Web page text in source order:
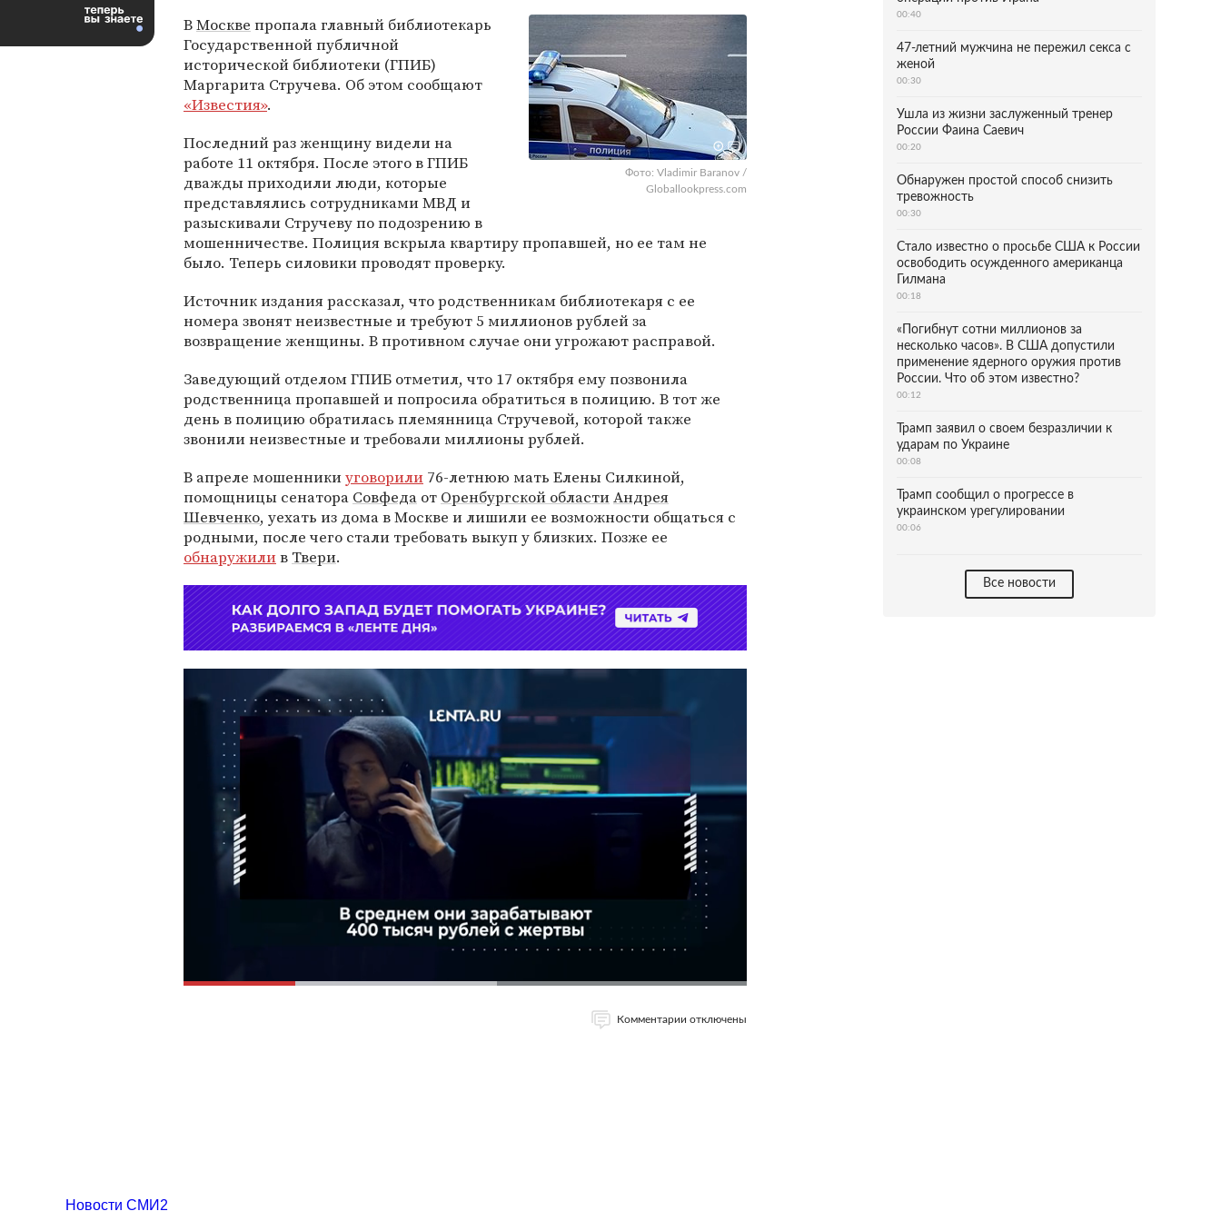
Фото: Vladimir Baranov /
Globallookpress.com
ВМоскве пропала главный библиотекарь
Государственной публичной
исторической библиотеки (ГПИБ)
Маргарита Стручева. Об этом сообщают
«Известия».
Последний раз женщину видели на
работе 11 октября. После этого в ГПИБ
дважды приходили люди, которые
представлялись сотрудниками МВД и
разыскивали Стручеву по подозрению в
мошенничестве. Полиция вскрыла квартиру пропавшей, но ее там не
было. Теперь силовики проводят проверку.
Источник издания рассказал, что родственникам библиотекаря с ее
номера звонят неизвестные и требуют 5 миллионов рублей за
возвращение женщины. В противном случае они угрожают расправой.
Заведующий отделом ГПИБ отметил, что 17 октября ему позвонила
родственница пропавшей и попросила обратиться в полицию. В тот же
день в полицию обратилась племянница Стручевой, которой также
звонили неизвестные и требовали миллионы рублей.
В апреле мошенникиуговорили 76-летнюю мать Елены Силкиной,
помощницы сенатора Совфеда от Оренбургской областиАндрея
Шевченко, уехать из дома в Москве и лишили ее возможности общаться с
родными, после чего стали требовать выкуп у близких. Позже ее
обнаружилив Твери.
Комментарии отключены
00:40
47-летний мужчина не пережил секса с
женой
00:30
Ушла из жизни заслуженный тренер
России Фаина Саевич
00:20
Обнаружен простой способ снизить
тревожность
00:30
Стало известно о просьбе США к России
освободить осужденного американца
Гилмана
00:18
«Погибнут сотни миллионов за
несколько часов». В США допустили
применение ядерного оружия против
России. Что об этом известно?
00:12
Трамп заявил о своем безразличии к
ударам по Украине
00:08
Трамп сообщил о прогрессе в
украинском урегулировании
00:06
Все новости
Новости СМИ2